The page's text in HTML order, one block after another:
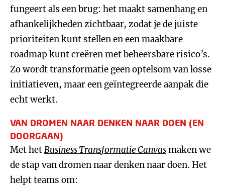
fungeert als een brug: het maakt samenhang en
afhankelijkheden zichtbaar, zodat je de juiste
prioriteiten kunt stellen en een maakbare
roadmap kunt creëren met beheersbare risico’s.
Zo wordt transformatie geen optelsom van losse
initiatieven, maar een geïntegreerde aanpak die
echt werkt.
VAN DROMEN NAAR DENKEN NAAR DOEN (EN
DOORGAAN)
Met hetBusiness Transformatie Canvasmaken we
de stap van dromen naar denken naar doen. Het
helpt teams om: